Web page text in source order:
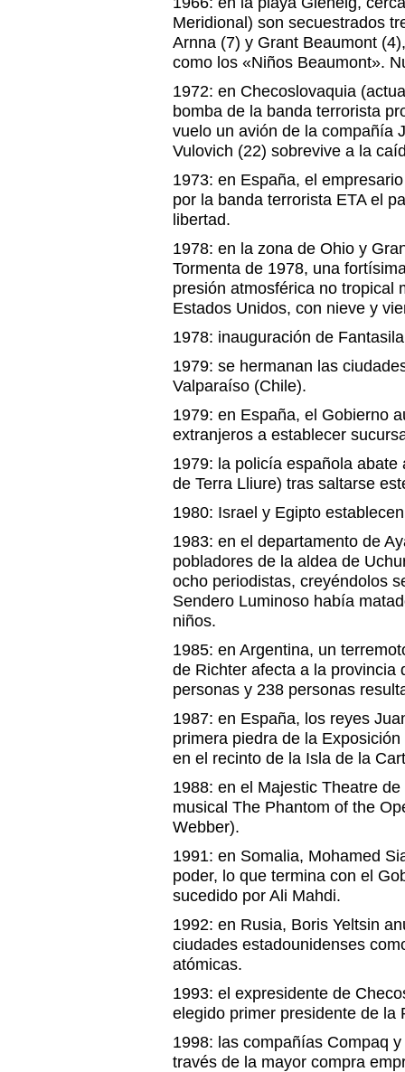
Meridional) son secuestrados
Arnna (7) y Grant Beaumont
como los «Niños Beaumont».
1972: en Checoslovaquia
bomba de la banda terrorista
vuelo un avión de la compañía
Vulovich (22) sobrevive a la
1973: en España, el
por la banda terrorista ETA el
libertad.
1978: en la zona de Ohio y
Tormenta de 1978, una
presión atmosférica no tropical
Estados Unidos, con nieve y
1978: inauguración de
1979: se hermanan las
Valparaíso (Chile).
1979: en España, el Gobierno
extranjeros a establecer
1979: la policía española
de Terra Lliure) tras saltarse
1980: Israel y Egipto
1983: en el departamento de
pobladores de la aldea de
ocho periodistas, creyéndolos
Sendero Luminoso había
niños.
1985: en Argentina, un
de Richter afecta a la provincia
personas y 238 personas
1987: en España, los reyes
primera piedra de la
en el recinto de la Isla de la
1988: en el Majestic Theatre
musical The Phantom of the
Webber).
1991: en Somalia, Mohamed
poder, lo que termina con el
sucedido por Ali Mahdi.
1992: en Rusia, Boris Yeltsin
ciudades estadounidenses
atómicas.
1993: el expresidente de
elegido primer presidente de la
1998: las compañías Compaq
través de la mayor compra